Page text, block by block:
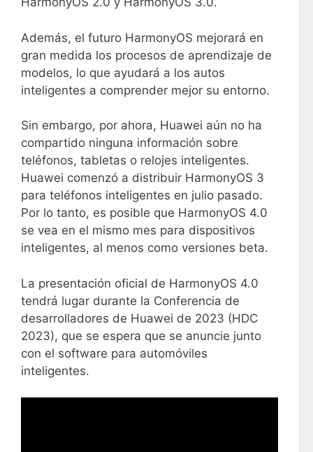
Además, el futuro HarmonyOS mejorará en
gran medida los procesos de aprendizaje de
modelos, lo que ayudará a los autos
inteligentes a comprender mejor su entorno.
Sin embargo, por ahora, Huawei aún no ha
compartido ninguna información sobre
teléfonos, tabletas o relojes inteligentes.
Huawei comenzó a distribuir HarmonyOS 3
para teléfonos inteligentes en julio pasado.
Por lo tanto, es posible que HarmonyOS 4.0
se vea en el mismo mes para dispositivos
inteligentes, al menos como versiones beta.
La presentación oficial de HarmonyOS 4.0
tendrá lugar durante la Conferencia de
desarrolladores de Huawei de 2023 (HDC
2023), que se espera que se anuncie junto
con el software para automóviles
inteligentes.